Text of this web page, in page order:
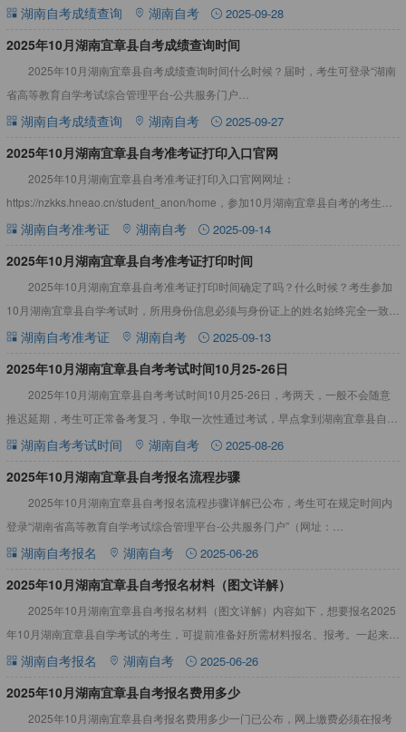
https://nzkks.hneao.cn/student_anon/home，详情
湖南自考成绩查询 湖南自考 2025-09-28
2025年10月湖南宜章县自考成绩查询时间
2025年10月湖南宜章县自考成绩查询时间什么时候？届时，考生可登录“湖南
省高等教育自学考试综合管理平台-公共服务门户
（https://nzkks.hneao.cn/student_anon/home
湖南自考成绩查询 湖南自考 2025-09-27
2025年10月湖南宜章县自考准考证打印入口官网
2025年10月湖南宜章县自考准考证打印入口官网网址：
https://nzkks.hneao.cn/student_anon/home，参加10月湖南宜章县自考的考生可
在考试前一星期内自行从“湖南自考
湖南自考准考证 湖南自考 2025-09-14
2025年10月湖南宜章县自考准考证打印时间
2025年10月湖南宜章县自考准考证打印时间确定了吗？什么时候？考生参加
10月湖南宜章县自学考试时，所用身份信息必须与身份证上的姓名始终完全一致。
不相符的，须申请修改身份信息。详情见下文：2025年1
湖南自考准考证 湖南自考 2025-09-13
2025年10月湖南宜章县自考考试时间10月25-26日
2025年10月湖南宜章县自考考试时间10月25-26日，考两天，一般不会随意
推迟延期，考生可正常备考复习，争取一次性通过考试，早点拿到湖南宜章县自考
毕业证。详情见下文：2025年10月湖南宜章县自考
湖南自考考试时间 湖南自考 2025-08-26
2025年10月湖南宜章县自考报名流程步骤
2025年10月湖南宜章县自考报名流程步骤详解已公布，考生可在规定时间内
登录“湖南省高等教育自学考试综合管理平台-公共服务门户”（网址：
https://nzkks.hneao.cn），进行课程报考，网
湖南自考报名 湖南自考 2025-06-26
2025年10月湖南宜章县自考报名材料（图文详解）
2025年10月湖南宜章县自考报名材料（图文详解）内容如下，想要报名2025
年10月湖南宜章县自学考试的考生，可提前准备好所需材料报名、报考。一起来看
看吧！2025年10月湖南宜章县自考报名材料（图文
湖南自考报名 湖南自考 2025-06-26
2025年10月湖南宜章县自考报名费用多少
2025年10月湖南宜章县自考报名费用多少一门已公布，网上缴费必须在报考